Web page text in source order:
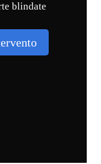
blindate